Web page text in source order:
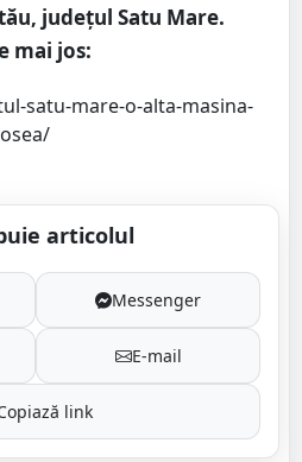
județul Satu Mare.
mai jos:
satu-mare-o-alta-masina-
articolul
Messenger
E-mail
link